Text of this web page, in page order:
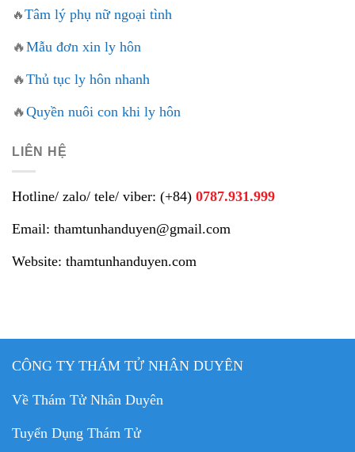
🔥Tâm lý phụ nữ ngoại tình
🔥Mẫu đơn xin ly hôn
🔥Thủ tục ly hôn nhanh
🔥Quyền nuôi con khi ly hôn
LIÊN HỆ
Hotline/ zalo/ tele/ viber: (+84) 0787.931.999
Email: thamtunhanduyen@gmail.com
Website: thamtunhanduyen.com
CÔNG TY THÁM TỬ NHÂN DUYÊN
Về Thám Tử Nhân Duyên
Tuyển Dụng Thám Tử